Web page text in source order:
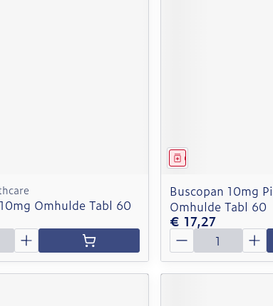
Omhulde Tabl 60
Geneesmiddel
Buscopan 10mg
Omhulde Tabl 60
€ 17,27
Aantal